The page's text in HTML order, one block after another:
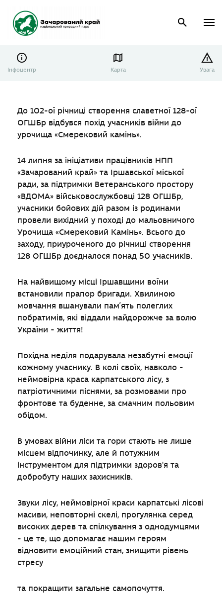
Інфоцентр Карта Увага
До 102-ої річниці створення славетної 128-ої
ОГШБр відбувся похід учасників війни до
урочища «Смерековий камінь».
14 липня за ініціативи працівників НПП
«Зачарований край» та Іршавської міської
ради, за підтримки Ветеранського простору
«ВДОМА» військовослужбовці 128 ОГШБр,
учасники бойових дій разом із родинами
провели вихідний у поході до мальовничого
Урочища «Смерековий Камінь». Всього до
заходу, приуроченого до річниці створення
128 ОГШБр доєдналося понад 50 учасників.
На найвищому місці Іршавщини воїни
встановили прапор бригади. Хвилиною
мовчання вшанували памʼять полеглих
побратимів, які віддали найдорожче за волю
України - життя!
Похідна неділя подарувала незабутні емоції
кожному учаснику. В колі своїх, навколо -
неймовірна краса карпатського лісу, з
патріотичними піснями, за розмовами про
фронтове та буденне, за смачним польовим
обідом.
В умовах війни ліси та гори стають не лише
місцем відпочинку, але й потужним
інструментом для підтримки здоров'я та
добробуту наших захисників.
Звуки лісу, неймовірної краси карпатські лісові
масиви, неповторні скелі, прогулянка серед
високих дерев та спілкування з однодумцями
- це те, що допомагає нашим героям
відновити емоційний стан, знищити рівень
стресу
та покращити загальне самопочуття.